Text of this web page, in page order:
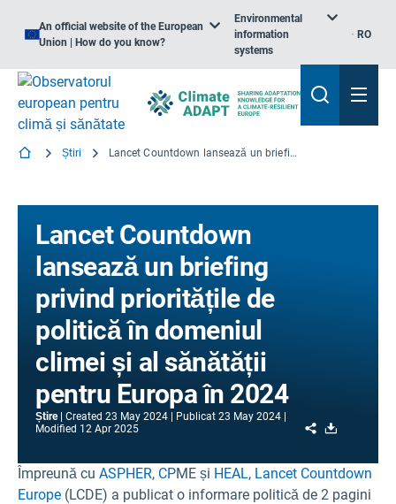
An official website of the European
Union | How do you know?
Environmental
information
systems
RO
Știri Lancet Countdown lansează un briefing privind prioritățile de politică în domeniul climei și al sănătății pentru Europa în 2024
Lancet Countdown
lansează un briefing
privind prioritățile de
politică în domeniul
climei și al sănătății
pentru Europa în 2024
Știre Created 23 May 2024 Publicat 23 May 2024
Modified 12 Apr 2025 Share
Împreună cu ASPHER, CPME și HEAL, Lancet Countdown
Europe (LCDE) a publicat o informare politică de 2 pagini